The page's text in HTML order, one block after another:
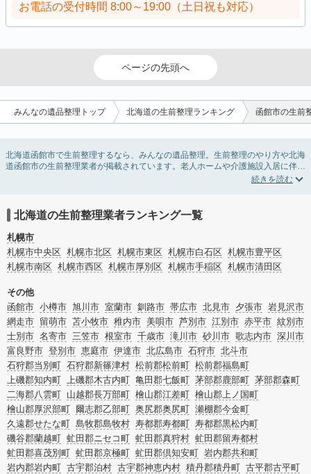
お電話の受付時間 8:00～19:00（土日祝も対応）
ページの先頭へ
みんなの遺品整理トップ 北海道の生前整理ランキング 函館市の生前
北海道函館市で生前整理するなら、みんなの遺品整理。生前整理のやり方や北海
道函館市の生前整理業者が掲載されています。老人ホームや介護施設入居に伴う
不用品の処分・回収・引き取りから、在宅介護の介護整理や福祉住環境整理まで
ービスで絞り込み検索を利用してみましょう。
またお役立ち情報も豊富なので終活でエンディングノートの選び方や、整理整
頓・老前整理・生前整理のコツについてもチェックしてみてください。
北海道の生前整理業者ランキング一覧
札幌市
札幌市中央区 札幌市北区 札幌市東区 札幌市白石区 札幌市豊平区
札幌市南区 札幌市西区 札幌市厚別区 札幌市手稲区 札幌市清田区
その他
函館市 小樽市 旭川市 室蘭市 釧路市 帯広市 北見市 夕張市 岩見沢市
網走市 留萌市 苫小牧市 稚内市 美唄市 芦別市 江別市 赤平市 紋別市
士別市 名寄市 三笠市 根室市 千歳市 滝川市 砂川市 歌志内市 深川市
富良野市 登別市 恵庭市 伊達市 北広島市 石狩市 北斗市
石狩郡当別町 石狩郡新篠津村 松前郡松前町 松前郡福島町
上磯郡知内町 上磯郡木古内町 亀田郡七飯町 茅部郡鹿部町 茅部郡森町
二海郡八雲町 山越郡長万部町 檜山郡江差町 檜山郡上ノ国町
檜山郡厚沢部町 爾志郡乙部町 奥尻郡奥尻町 瀬棚郡今金町
久遠郡せたな町 島牧郡島牧村 寿都郡寿都町 寿都郡黒松内町
磯谷郡蘭越町 虻田郡ニセコ町 虻田郡真狩村 虻田郡留寿都村
虻田郡喜茂別町 虻田郡京極町 虻田郡倶知安町 岩内郡共和町
岩内郡岩内町 古宇郡泊村 古宇郡神恵内村 積丹郡積丹町 古平郡古平町